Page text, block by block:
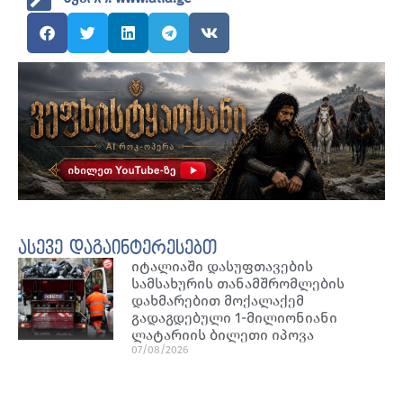
ასევე დაგაინტერესებთ
იტალიაში დასუფთავების
სამსახურის თანამშრომლების
დახმარებით მოქალაქემ
გადაგდებული 1-მილიონიანი
ლატარიის ბილეთი იპოვა
07/08/2026